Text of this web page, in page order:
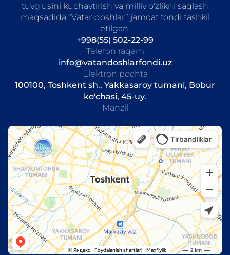
tuyg‘usini kuchaytirish va milliy o‘zlikni saqlash
maqsadida “Vatandoshlar” jamoat fondi tashkil
etilgan.
+998(55) 502-22-99
Telefon raqam
info@vatandoshlarfondi.uz
Elektron pochta
100100, Toshkent sh., Yakkasaroy tumani, Bobur
ko'chasi, 45-uy.
Manzil